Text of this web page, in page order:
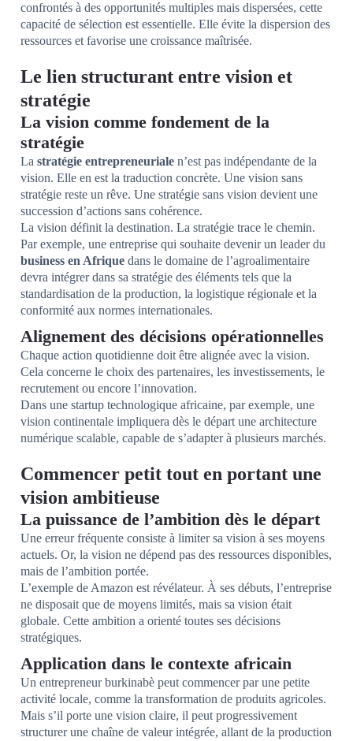
confrontés à des opportunités multiples mais dispersées, cette
capacité de sélection est essentielle. Elle évite la dispersion des
ressources et favorise une croissance maîtrisée.
Le lien structurant entre vision et
stratégie
La vision comme fondement de la
stratégie
La stratégie entrepreneuriale n’est pas indépendante de la
vision. Elle en est la traduction concrète. Une vision sans
stratégie reste un rêve. Une stratégie sans vision devient une
succession d’actions sans cohérence.
La vision définit la destination. La stratégie trace le chemin.
Par exemple, une entreprise qui souhaite devenir un leader du
business en Afrique dans le domaine de l’agroalimentaire
devra intégrer dans sa stratégie des éléments tels que la
standardisation de la production, la logistique régionale et la
conformité aux normes internationales.
Alignement des décisions opérationnelles
Chaque action quotidienne doit être alignée avec la vision.
Cela concerne le choix des partenaires, les investissements, le
recrutement ou encore l’innovation.
Dans une startup technologique africaine, par exemple, une
vision continentale impliquera dès le départ une architecture
numérique scalable, capable de s’adapter à plusieurs marchés.
Commencer petit tout en portant une
vision ambitieuse
La puissance de l’ambition dès le départ
Une erreur fréquente consiste à limiter sa vision à ses moyens
actuels. Or, la vision ne dépend pas des ressources disponibles,
mais de l’ambition portée.
L’exemple de Amazon est révélateur. À ses débuts, l’entreprise
ne disposait que de moyens limités, mais sa vision était
globale. Cette ambition a orienté toutes ses décisions
stratégiques.
Application dans le contexte africain
Un entrepreneur burkinabè peut commencer par une petite
activité locale, comme la transformation de produits agricoles.
Mais s’il porte une vision claire, il peut progressivement
structurer une chaîne de valeur intégrée, allant de la production